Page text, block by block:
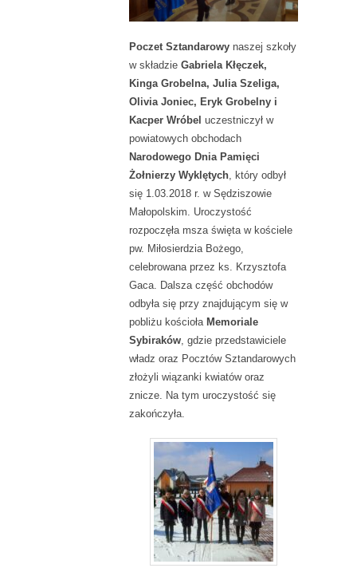
Poczet Sztandarowy naszej szkoły
w składzie Gabriela Kłęczek,
Kinga Grobelna, Julia Szeliga,
Olivia Joniec, Eryk Grobelny i
Kacper Wróbel uczestniczył w
powiatowych obchodach
Narodowego Dnia Pamięci
Żołnierzy Wyklętych, który odbył
się 1.03.2018 r. w Sędziszowie
Małopolskim. Uroczystość
rozpoczęła msza święta w kościele
pw. Miłosierdzia Bożego,
celebrowana przez ks. Krzysztofa
Gaca. Dalsza część obchodów
odbyła się przy znajdującym się w
pobliżu kościoła Memoriale
Sybiraków, gdzie przedstawiciele
władz oraz Pocztów Sztandarowych
złożyli wiązanki kwiatów oraz
znicze. Na tym uroczystość się
zakończyła.